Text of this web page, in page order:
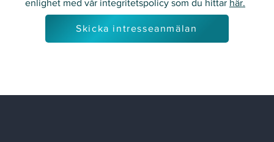
enlighet med vår integritetspolicy som du hittar här.
Skicka intresseanmälan